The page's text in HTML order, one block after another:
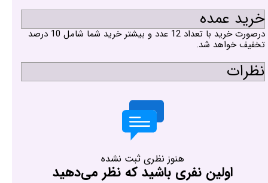
خرید عمده
درصورت خرید با تعداد 12 عدد و بیشتر خرید شما شامل 10 درصد
تخفیف خواهد شد.
نظرات
هنوز نظری ثبت نشده
اولین نفری باشید که نظر می‌دهید